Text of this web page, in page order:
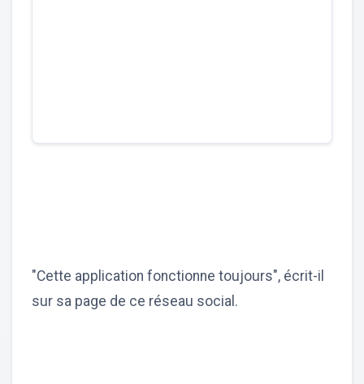
"Cette application fonctionne toujours", écrit-il
sur sa page de ce réseau social.